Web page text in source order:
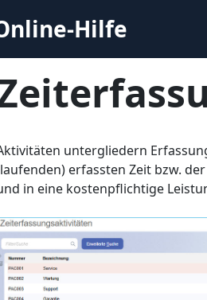
Hilfe
untergliedern
erfassten Zeit bzw.
in eine kostenpflichtige